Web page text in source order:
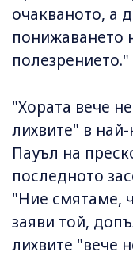
очакваното, а
понижаването
полезрението."
"Хората вече
лихвите" в
Пауъл на
последното
"Ние смятаме,
заяви той,
лихвите "вече